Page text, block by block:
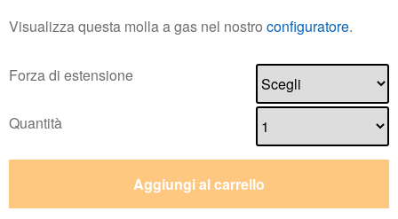
Visualizza questa molla a gas nel nostro configuratore.
Forza di estensione
Quantità
Aggiungi al carrello